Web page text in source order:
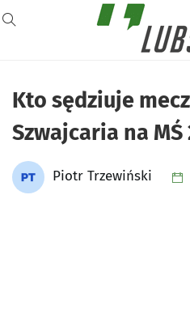
Kto sędziuje
Szwajcaria na MŚ
Piotr Trzewiński